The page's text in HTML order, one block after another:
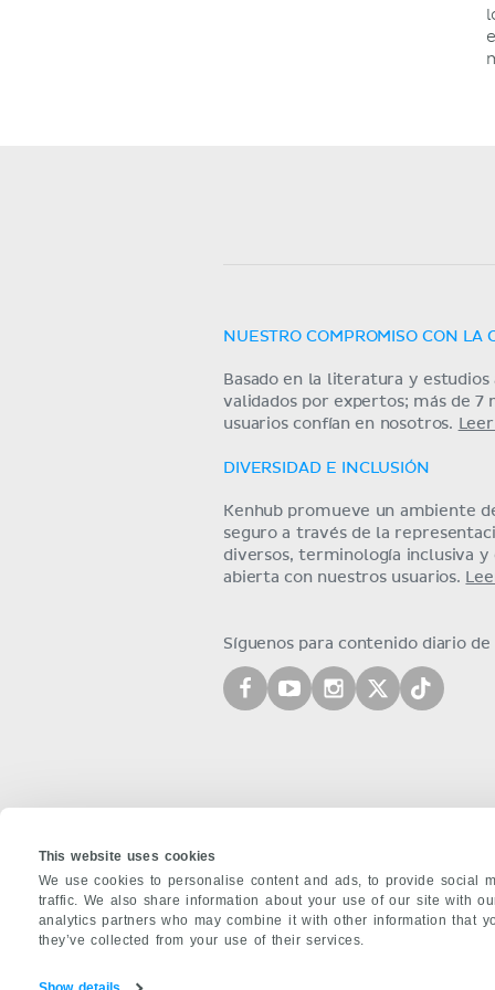
This website uses cookies
We use cookies to personalise content and ads, to provide social
traffic. We also share information about your use of our site with
analytics partners who may combine it with other information that
they’ve collected from your use of their services.
NUESTRO COMPROMISO CON LA
Basado en la literatura y estudios
validados por expertos; más de 7
usuarios confían en nosotros.
DIVERSIDAD E INCLUSIÓN
Kenhub promueve un ambiente
seguro a través de la
diversos, terminología inclusiva y
abierta con nuestros usuarios.
Síguenos para contenido diario de
ACERCA DE NOSOTROS